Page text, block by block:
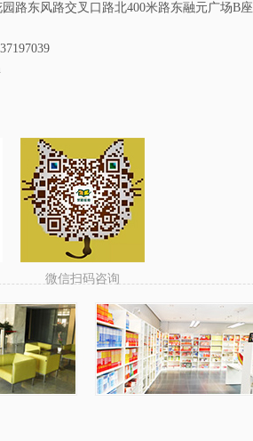
路东风路交叉口路北400米路东融元广场B座
微信扫码咨询